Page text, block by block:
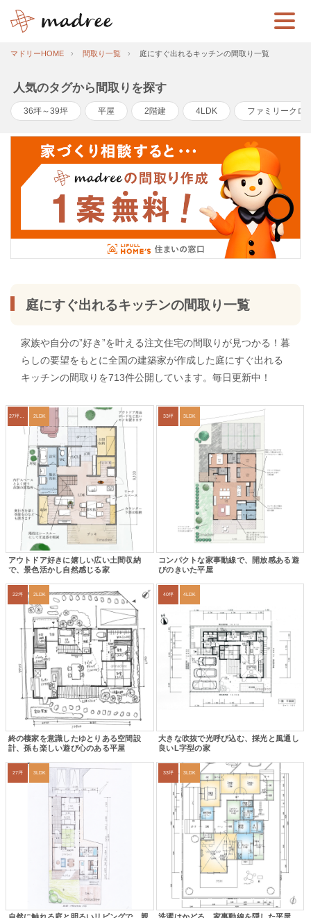
マドリーHOME 間取り一覧 庭にすぐ出れるキッチンの間取り一覧
人気のタグから間取りを探す
36坪～39坪 平屋 2階建 4LDK ファミリークロ
庭にすぐ出れるキッチンの間取り一覧
家族や自分の”好き”を叶える注文住宅の間取りが見つかる！暮
らしの要望をもとに全国の建築家が作成した庭にすぐ出れる
キッチンの間取りを713件公開しています。毎日更新中！
2LDK
アウトドア好きに嬉しい広い土間収納
で、景色活かし自然感じる家
33坪 3LDK
コンパクトな家事動線で、開放感ある遊
びのきいた平屋
22坪 2LDK
終の棲家を意識したゆとりある空間設
計、孫も楽しい遊び心のある平屋
40坪 4LDK
大きな吹抜で光呼び込む、採光と風通し
良いL字型の家
27坪 3LDK 33坪 3LDK